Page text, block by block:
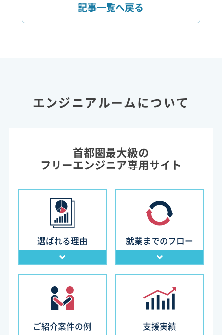
記事一覧へ戻る
エンジニアルームについて
首都圏最大級の
フリーエンジニア専用サイト
選ばれる理由 就業までのフロー
ご紹介案件の例 支援実績